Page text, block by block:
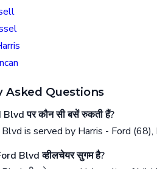
Asked Questions
पर कौन सी बसें रुकती हैं?
is served by Harris - Ford
Blvd व्हीलचेयर सुगम है?